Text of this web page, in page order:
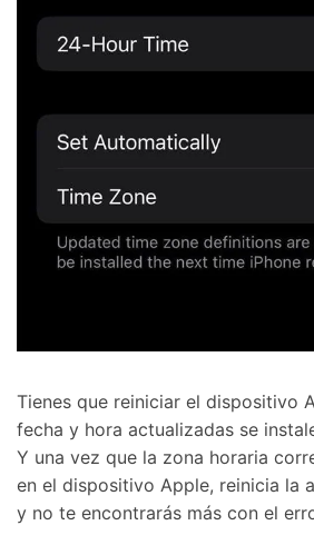
Tienes que reiniciar el dispositivo
fecha y hora actualizadas se
Y una vez que la zona horaria
en el dispositivo Apple, reinicia la
y no te encontrarás más con el
+50M usuarios y +17 años de
Desbloquea, repara y
Tecnología IA: sin